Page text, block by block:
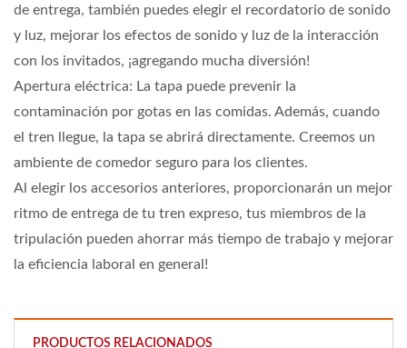
de entrega, también puedes elegir el recordatorio de sonido
y luz, mejorar los efectos de sonido y luz de la interacción
con los invitados, ¡agregando mucha diversión!
Apertura eléctrica: La tapa puede prevenir la
contaminación por gotas en las comidas. Además, cuando
el tren llegue, la tapa se abrirá directamente. Creemos un
ambiente de comedor seguro para los clientes.
Al elegir los accesorios anteriores, proporcionarán un mejor
ritmo de entrega de tu tren expreso, tus miembros de la
tripulación pueden ahorrar más tiempo de trabajo y mejorar
la eficiencia laboral en general!
PRODUCTOS RELACIONADOS